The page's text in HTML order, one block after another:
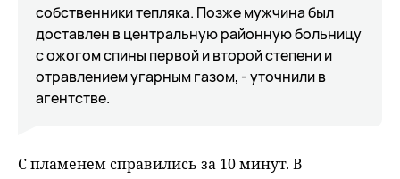
собственники тепляка. Позже мужчина был
доставлен в центральную районную больницу
с ожогом спины первой и второй степени и
отравлением угарным газом, - уточнили в
агентстве.
С пламенем справились за 10 минут. В